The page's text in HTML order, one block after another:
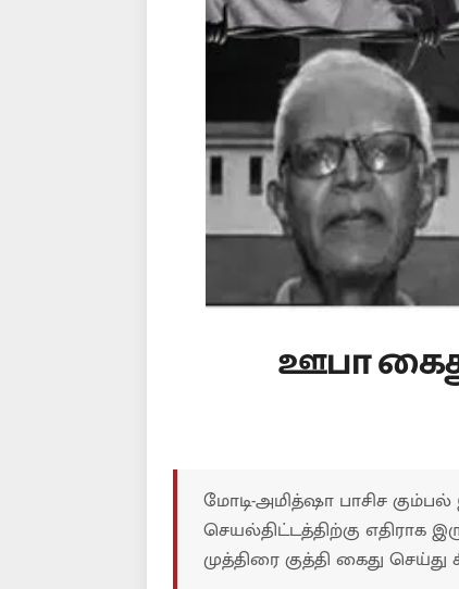
ஊபா
மோடி-அமித்ஷா பாசிச
செயல்திட்டத்திற்கு
முத்திரை குத்தி கைது